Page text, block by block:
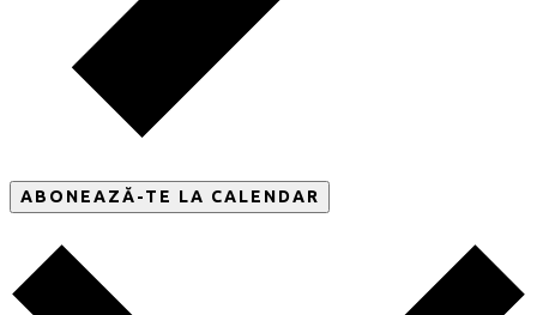
ABONEAZĂ-TE LA CALENDAR